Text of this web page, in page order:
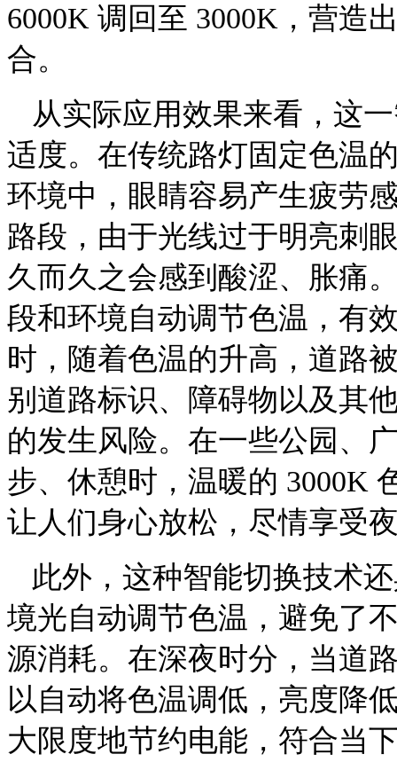
6000K 调回至 3000K，营造
合。
从实际应用效果来看，这
适度。在传统路灯固定色温
环境中，眼睛容易产生疲劳
路段，由于光线过于明亮刺
久而久之会感到酸涩、胀痛
段和环境自动调节色温，有
时，随着色温的升高，道路
别道路标识、障碍物以及其
的发生风险。在一些公园、
步、休憩时，温暖的 3000K
让人们身心放松，尽情享受
此外，这种智能切换技术
境光自动调节色温，避免了
源消耗。在深夜时分，当道
以自动将色温调低，亮度降
大限度地节约电能，符合当